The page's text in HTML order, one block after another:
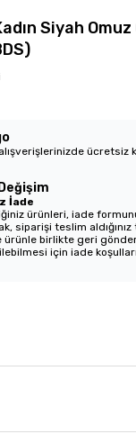
Siyah Omuz
ücretsiz
İade
ürünleri, iade
siparişi teslim
ürünle birlikte geri
için iade